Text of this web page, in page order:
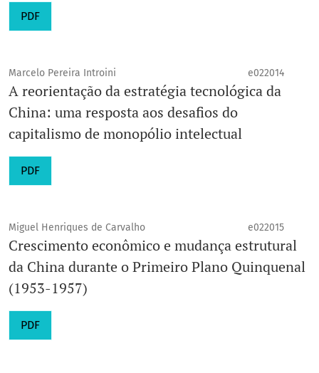
PDF
Marcelo Pereira Introini e022014
A reorientação da estratégia tecnológica da
China: uma resposta aos desafios do
capitalismo de monopólio intelectual
PDF
Miguel Henriques de Carvalho e022015
Crescimento econômico e mudança estrutural
da China durante o Primeiro Plano Quinquenal
(1953-1957)
PDF